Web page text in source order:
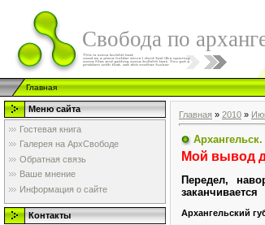
Свобода по
Главная
Меню сайта
Гостевая книга
Галерея на АрхСвободе
Обратная связь
Ваше мнение
Информация о сайте
Контакты
Главная » 2010 »
Мой вывод
Передел,
заканчивается
Архангельский